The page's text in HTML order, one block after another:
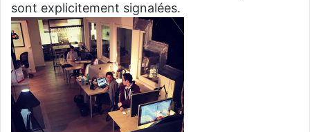
sont explicitement signalées.